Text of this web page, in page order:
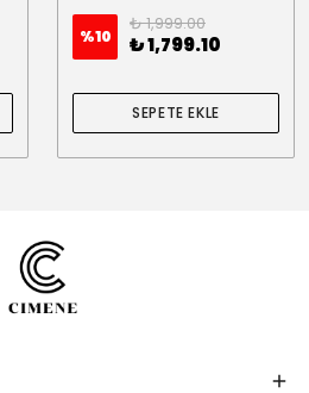
%10
₺ 1,999.00
₺ 1,799.10
SEPETE EKLE